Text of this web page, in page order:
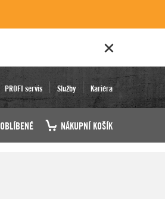
PROFI servis Služby Kariéra
OBLÍBENÉ NÁKUPNÍ KOŠÍK